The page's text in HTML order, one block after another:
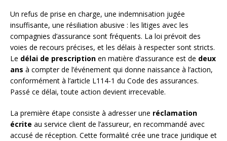
Un refus de prise en charge, une indemnisation jugée
insuffisante, une résiliation abusive : les litiges avec les
compagnies d’assurance sont fréquents. La loi prévoit des
voies de recours précises, et les délais à respecter sont stricts.
Le délai de prescription en matière d’assurance est de deux
ans à compter de l’événement qui donne naissance à l’action,
conformément à l’article L114-1 du Code des assurances.
Passé ce délai, toute action devient irrecevable.
La première étape consiste à adresser une réclamation
écrite au service client de l’assureur, en recommandé avec
accusé de réception. Cette formalité crée une trace juridique et